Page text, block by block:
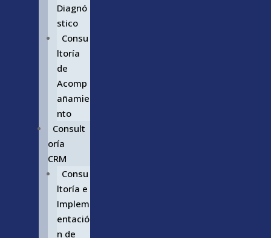
Diagnó
stico
Consu
ltoría
de
Acomp
añamie
nto
Consult
oría
CRM
Consu
ltoría e
Implem
entació
n de